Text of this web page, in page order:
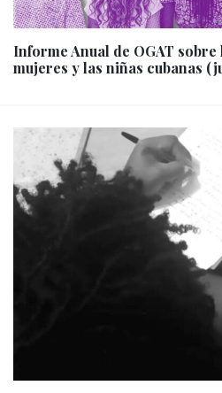
Informe Anual de OGAT
mujeres y las niñas cubanas